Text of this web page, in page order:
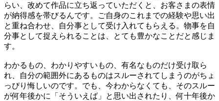
らい、改めて作品に立ち返っていただくと、お客さまの表情
が納得感を帯びるんです。ご自身のこれまでの経験や思い出
と重ね合わせ、自分事として受け入れてもらえる。物事を自
分事として捉えられることは、とても豊かなことだと感じま
す。
わかるもの、わかりやすいもの、有名なものだけ受け取ら
れ、自分の範囲外にあるものはスルーされてしまうのがちょ
っぴり悔しいのです。でも、今わからなくても、そのスルー
が何年後かに「そういえば」と思い出されたり、何十年後か